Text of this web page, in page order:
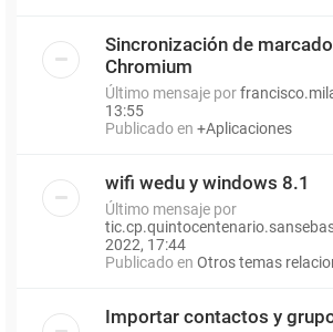
Sincronización de
Chromium
Último mensaje por
13:55
Publicado en +Aplicaciones
wifi wedu y windows 8.1
Último mensaje por
2022, 17:44
Publicado en Otros temas
Importar contactos y